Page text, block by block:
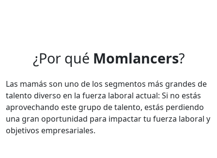
¿Por qué Momlancers?
Las mamás son uno de los segmentos más grandes de
talento diverso en la fuerza laboral actual: Si no estás
aprovechando este grupo de talento, estás perdiendo
una gran oportunidad para impactar tu fuerza laboral y
objetivos empresariales.